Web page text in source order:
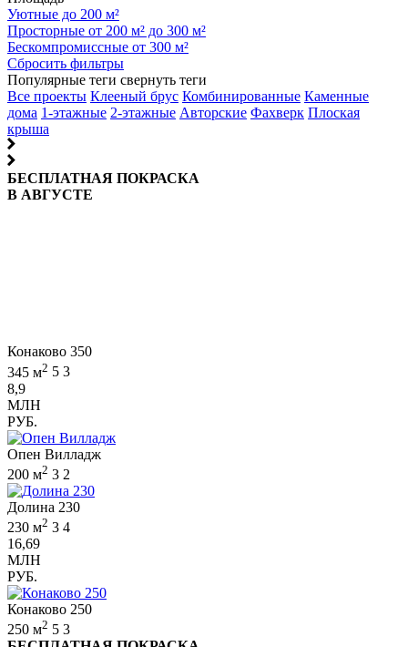
Уютные до 200 м²
Просторные от 200 м² до 300 м²
Бескомпромиссные от 300 м²
Сбросить фильтры
Популярные теги свернуть теги
Все проекты Клееный брус Комбинированные Каменные
дома 1-этажные 2-этажные Авторские Фахверк Плоская
крыша
БЕСПЛАТНАЯ ПОКРАСКА
В АВГУСТЕ
Конаково 350
345 м2 5 3
8,9
МЛН
РУБ.
Опен Вилладж
200 м2 3 2
Долина 230
230 м2 3 4
16,69
МЛН
РУБ.
Конаково 250
250 м2 5 3